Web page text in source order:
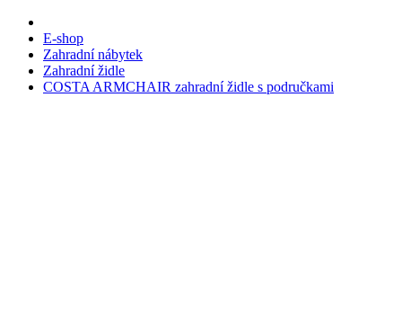
E-shop
Zahradní nábytek
Zahradní židle
COSTA ARMCHAIR zahradní židle s područkami